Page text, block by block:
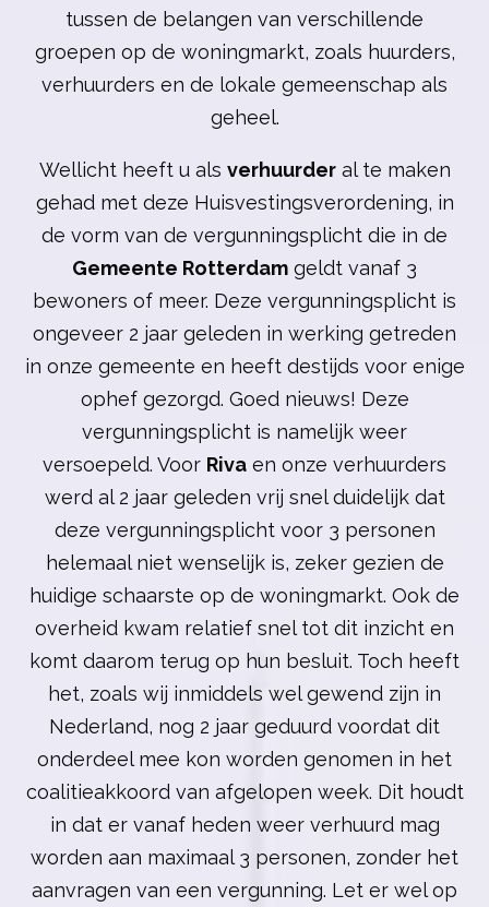
tussen de belangen van verschillende
groepen op de woningmarkt, zoals huurders,
verhuurders en de lokale gemeenschap als
geheel.
Wellicht heeft u als verhuurder al te maken
gehad met deze Huisvestingsverordening, in
de vorm van de vergunningsplicht die in de
Gemeente Rotterdam geldt vanaf 3
bewoners of meer. Deze vergunningsplicht is
ongeveer 2 jaar geleden in werking getreden
in onze gemeente en heeft destijds voor enige
ophef gezorgd. Goed nieuws! Deze
vergunningsplicht is namelijk weer
versoepeld. Voor Riva en onze verhuurders
werd al 2 jaar geleden vrij snel duidelijk dat
deze vergunningsplicht voor 3 personen
helemaal niet wenselijk is, zeker gezien de
huidige schaarste op de woningmarkt. Ook de
overheid kwam relatief snel tot dit inzicht en
komt daarom terug op hun besluit. Toch heeft
het, zoals wij inmiddels wel gewend zijn in
Nederland, nog 2 jaar geduurd voordat dit
onderdeel mee kon worden genomen in het
coalitieakkoord van afgelopen week. Dit houdt
in dat er vanaf heden weer verhuurd mag
worden aan maximaal 3 personen, zonder het
aanvragen van een vergunning. Let er wel op